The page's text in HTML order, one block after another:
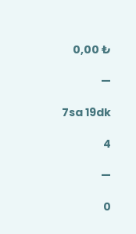
0,00 ₺
—
7sa 19dk
4
—
0